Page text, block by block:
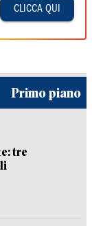
CLICCA QUI
Primo piano
tre